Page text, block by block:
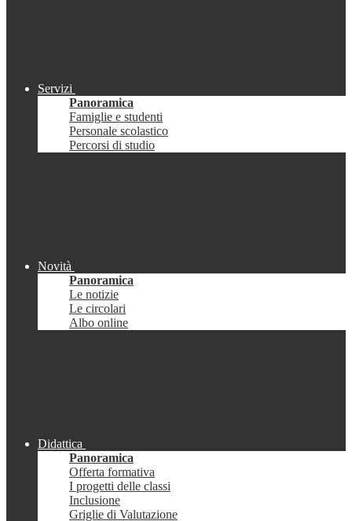
Servizi
Panoramica
Famiglie e studenti
Personale scolastico
Percorsi di studio
Novità
Panoramica
Le notizie
Le circolari
Albo online
Didattica
Panoramica
Offerta formativa
I progetti delle classi
Inclusione
Griglie di Valutazione